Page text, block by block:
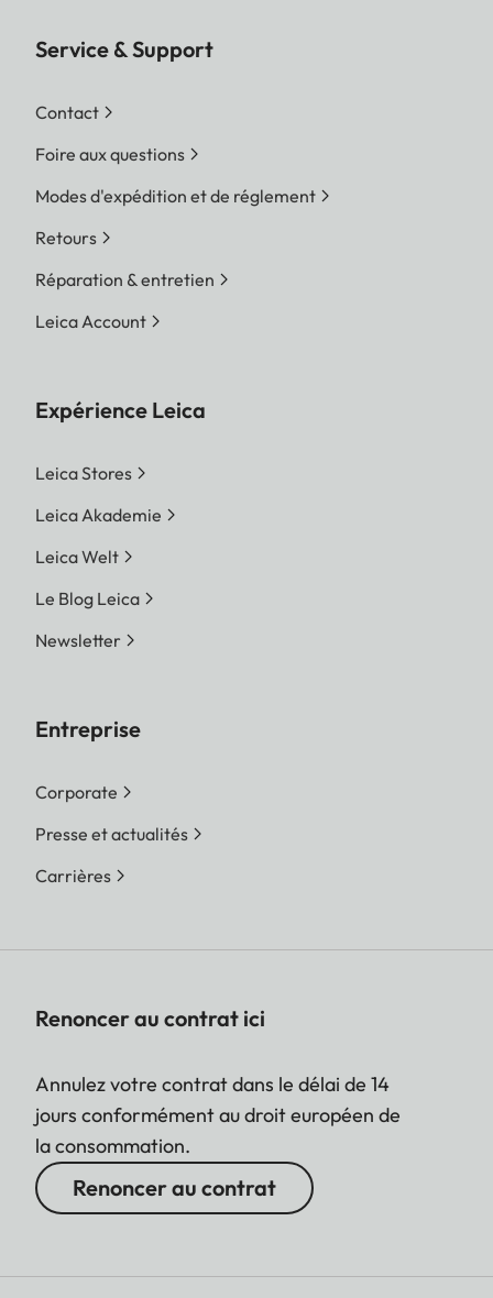
Service & Support
Contact
Foire aux questions
Modes d'expédition et de réglement
Retours
Réparation & entretien
Leica Account
Expérience Leica
Leica Stores
Leica Akademie
Leica Welt
Le Blog Leica
Newsletter
Entreprise
Corporate
Presse et actualités
Carrières
Renoncer au contrat ici
Annulez votre contrat dans le délai de 14
jours conformément au droit européen de
la consommation.
Renoncer au contrat